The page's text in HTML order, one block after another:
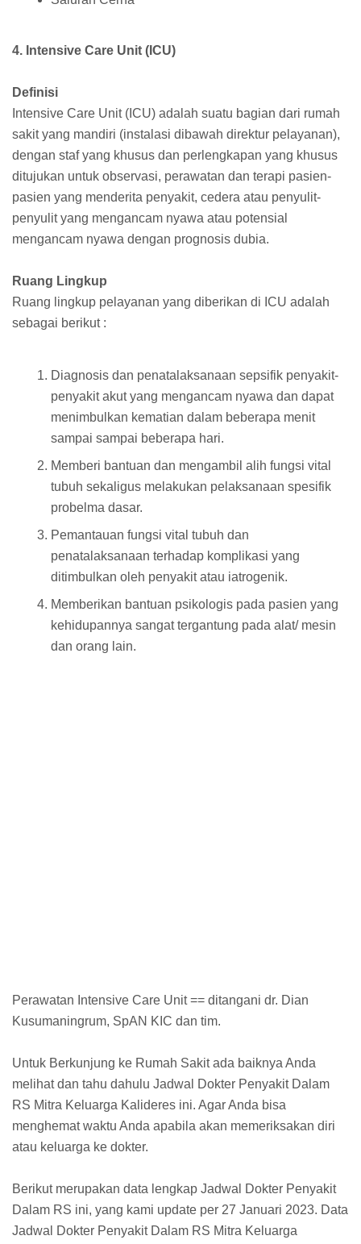
4. Intensive Care Unit (ICU)
Definisi
Intensive Care Unit (ICU) adalah suatu bagian dari rumah
sakit yang mandiri (instalasi dibawah direktur pelayanan),
dengan staf yang khusus dan perlengkapan yang khusus
ditujukan untuk observasi, perawatan dan terapi pasien-
pasien yang menderita penyakit, cedera atau penyulit-
penyulit yang mengancam nyawa atau potensial
mengancam nyawa dengan prognosis dubia.
Ruang Lingkup
Ruang lingkup pelayanan yang diberikan di ICU adalah
sebagai berikut :
Diagnosis dan penatalaksanaan sepsifik penyakit-
penyakit akut yang mengancam nyawa dan dapat
menimbulkan kematian dalam beberapa menit
sampai sampai beberapa hari.
Memberi bantuan dan mengambil alih fungsi vital
tubuh sekaligus melakukan pelaksanaan spesifik
probelma dasar.
Pemantauan fungsi vital tubuh dan
penatalaksanaan terhadap komplikasi yang
ditimbulkan oleh penyakit atau iatrogenik.
Memberikan bantuan psikologis pada pasien yang
kehidupannya sangat tergantung pada alat/ mesin
dan orang lain.
Perawatan Intensive Care Unit == ditangani dr. Dian
Kusumaningrum, SpAN KIC dan tim.
Untuk Berkunjung ke Rumah Sakit ada baiknya Anda
melihat dan tahu dahulu Jadwal Dokter Penyakit Dalam
RS Mitra Keluarga Kalideres ini. Agar Anda bisa
menghemat waktu Anda apabila akan memeriksakan diri
atau keluarga ke dokter.
Berikut merupakan data lengkap Jadwal Dokter Penyakit
Dalam RS ini, yang kami update per 27 Januari 2023. Data
Jadwal Dokter Penyakit Dalam RS Mitra Keluarga